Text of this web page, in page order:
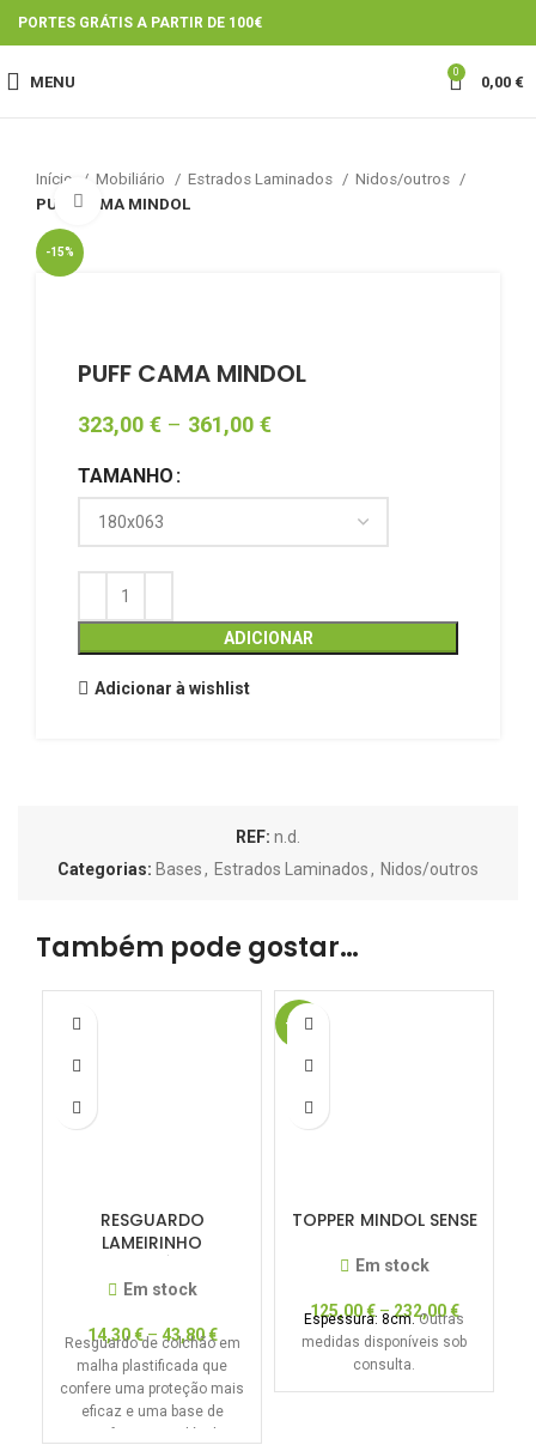
PORTES GRÁTIS A PARTIR DE 100€
MENU
0
0,00 €
Início Mobiliário Estrados Laminados
Nidos/outros
PUFF CAMA MINDOL
-15%
Click to enlarge
PUFF CAMA MINDOL
323,00 € – 361,00 €
TAMANHO
ADICIONAR
Adicionar à wishlist
REF: n.d.
Categorias: Bases, Estrados Laminados, Nidos/outros
Também pode gostar…
RESGUARDO
LAMEIRINHO
TRANSPIRÁVEL
Em stock
14,30€– 43,80€
Resguardo de colchão em
malha plastificada que
confere uma proteção mais
eficaz e uma base de
-16%
TOPPER MINDOL SENSE
Em stock
125,00€– 232,00€
Espessura: 8cm.Outras
medidas disponíveis sob
consulta.